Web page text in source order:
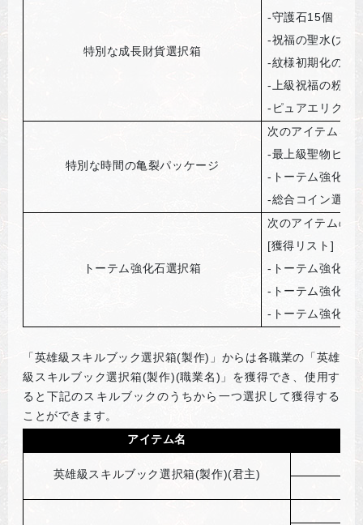
特別な成長財貨選択箱
-守護石15個
-祝福の聖水(大
-紋様初期化の巻
- 上級祝福の粉3
- ピュアエリクサ
特別な時間の亀裂パッケージ
次のアイテムを
-最上級聖物ピッ
- トーテム強化石
-総合コイン選択
トーテム強化石選択箱
次のアイテムの
[獲得リスト]
- トーテム強化石
- トーテム強化石
- トーテム強化石
「英雄級スキルブック選択箱(製作)」からは各職業の「英雄
級スキルブック選択箱(製作)(職業名)」を獲得でき、使用す
ると下記のスキルブックのうちから一つ選択して獲得する
ことができます。
アイテム名
英雄級スキルブック選択箱(製作)(君主)